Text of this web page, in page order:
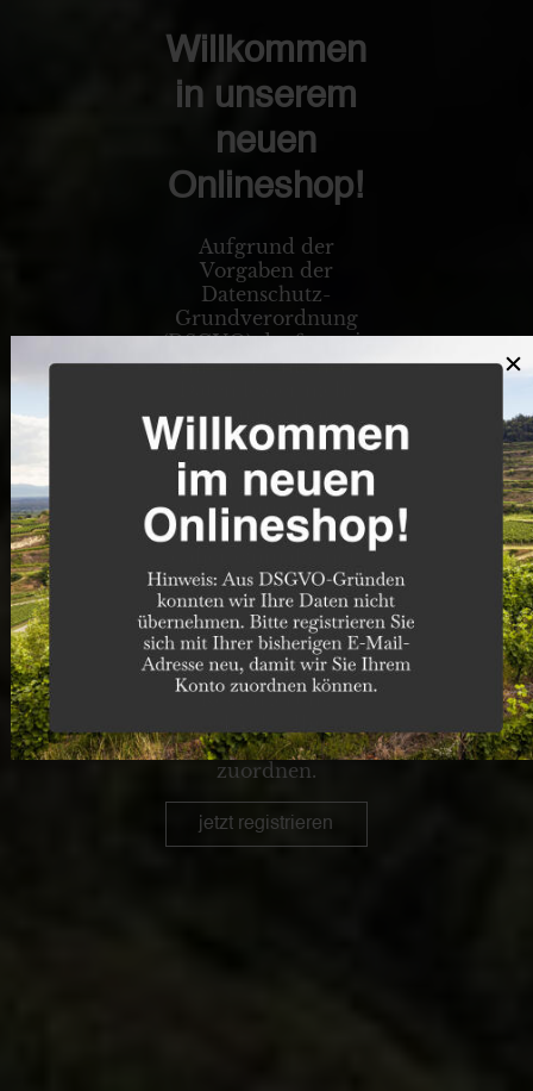
Willkommen
in unserem
neuen
Onlineshop!
Aufgrund der
Vorgaben der
Datenschutz-
Grundverordnung
(DSGVO) durften wir
Ihre persönlichen
automatisch aus
unserem alten Shop
in das neue System
übertragungsfrei
übernehmen. Bitte
registrieren Sie sich
mit der E-Mail-
Adresse, die Sie
bisher bei uns
verwendet haben. So
können wir Ihre
Registrierung
bestehenden Konto
zuordnen.
jetzt registrieren
×